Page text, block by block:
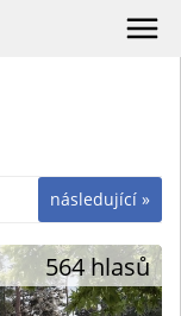
následující »
564 hlasů